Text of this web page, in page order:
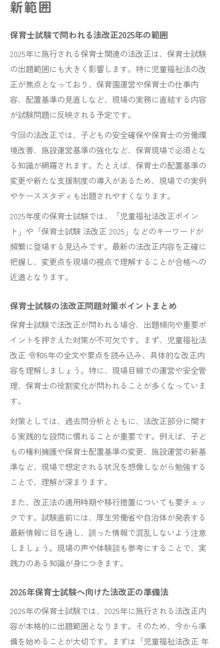
新範囲
保育士試験で問われる法改正2025年の範囲
2025年に施行される保育士関連の法改正は、保育士試験
の出題範囲にも大きく影響します。特に児童福祉法の改
正が焦点となっており、保育園運営や保育士の仕事内
容、配置基準の見直しなど、現場の実務に直結する内容
が試験問題に反映される予定です。
今回の法改正では、子どもの安全確保や保育士の労働環
境改善、施設運営基準の強化など、保育現場で必須とな
る知識が網羅されます。たとえば、保育士の配置基準の
変更や新たな支援制度の導入があるため、現場での実例
やケーススタディも出題されやすくなります。
2025年度の保育士試験では、「児童福祉法改正ポイン
ト」や「保育士試験 法改正 2025」などのキーワードが
頻繁に登場する見込みです。最新の法改正内容を正確に
把握し、変更点を現場の視点で理解することが合格への
近道となります。
保育士試験の法改正問題対策ポイントまとめ
保育士試験で法改正が問われる場合、出題傾向や重要ポ
イントを押さえた対策が不可欠です。まず、児童福祉法
改正 令和6年の全文や要点を読み込み、具体的な改正内
容を理解しましょう。特に、現場目線での運営や安全管
理、保育士の役割変化が問われることが多くなっていま
す。
対策としては、過去問分析とともに、法改正部分に関す
る実践的な設問に慣れることが重要です。例えば、子ど
もの権利擁護や保育士配置基準の変更、施設運営の新基
準など、現場で想定される状況を想像しながら勉強する
ことで、理解が深まります。
また、改正法の適用時期や移行措置についても要チェッ
クです。試験直前には、厚生労働省や自治体が発表する
最新情報に目を通し、誤った情報で混乱しないよう注意
しましょう。現場の声や体験談も参考にすることで、実
践力のある知識が身につきます。
2026年保育士試験へ向けた法改正の準備法
2026年の保育士試験では、2025年に施行される法改正内
容が本格的に出題範囲となります。そのため、今から準
備を始めることが大切です。まずは「児童福祉法改正 年